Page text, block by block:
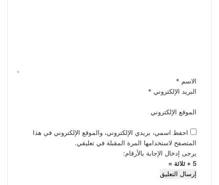
الاسم *
البريد الإلكتروني *
الموقع الإلكتروني
احفظ اسمي، بريدي الإلكتروني، والموقع الإلكتروني في هذا
المتصفح لاستخدامها المرة المقبلة في تعليقي.
يرجى إدخال الإجابة بالأرقام:
5 + ثلاثة =